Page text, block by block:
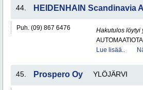
44. HEIDENHAIN Scandinavia
Puh. (09) 867 6476
Hakutulos löytyi
AUTOMAATIOTA
Lue lisää..
45. Prospero Oy YLÖJÄRVI